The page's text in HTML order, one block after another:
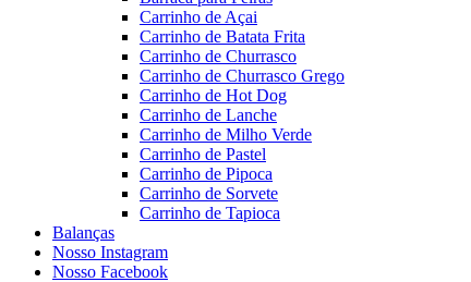
Carrinho de Açai
Carrinho de Batata Frita
Carrinho de Churrasco
Carrinho de Churrasco Grego
Carrinho de Hot Dog
Carrinho de Lanche
Carrinho de Milho Verde
Carrinho de Pastel
Carrinho de Pipoca
Carrinho de Sorvete
Carrinho de Tapioca
Balanças
Nosso Instagram
Nosso Facebook